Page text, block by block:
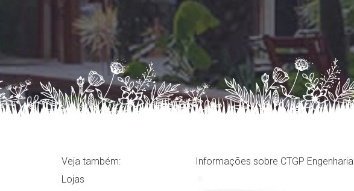
Veja também:
Lojas
Informações sobre CTGP Engenharia